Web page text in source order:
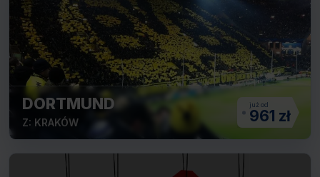
DORTMUND
Z: KRAKÓW 961 zł